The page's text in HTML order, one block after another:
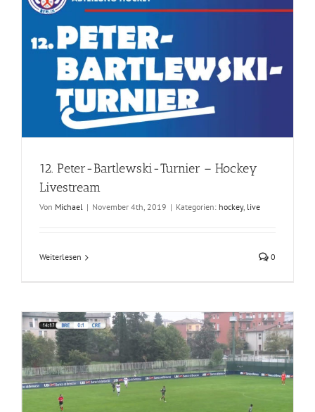
12. Peter-Bartlewski-Turnier – Hockey
Livestream
Von Michael | November 4th, 2019 | Kategorien: hockey, live
Weiterlesen 0